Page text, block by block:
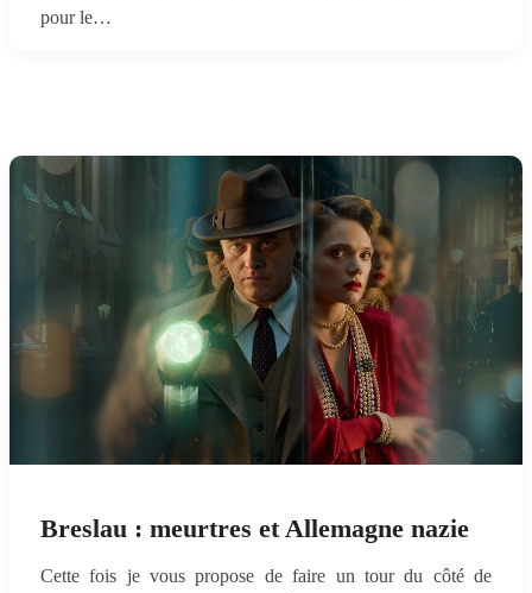
pour le…
Breslau : meurtres et Allemagne nazie
Cette fois je vous propose de faire un tour du côté de